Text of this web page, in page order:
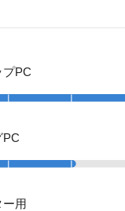
プPC
PC
ー用